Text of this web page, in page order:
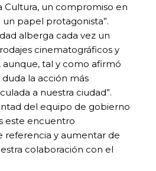
Cultura, un compromiso en
papel protagonista”.
alberga cada vez un
cinematográficos y
aunque, tal y como afirmó
duda la acción más
a nuestra ciudad”.
del equipo de gobierno
este encuentro
referencia y aumentar de
colaboración con el